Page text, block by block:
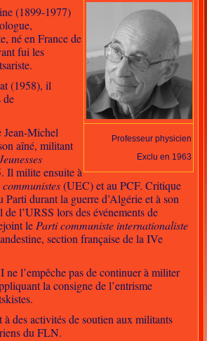
Professeur physicien
Exclu en 1963
(1899-1977)
né en France de
fui les
(1958), il
de
Jean-Michel
aîné, militant
Il milite ensuite à
(UEC) et au PCF. Critique
durant la guerre d’Algérie et à son
l’URSS lors des événements de
leParti communiste internationaliste
section française de la IVe
ne l’empêche pas de continuer à militer
la consigne de l’entrisme
des activités de soutien aux militants
du FLN.